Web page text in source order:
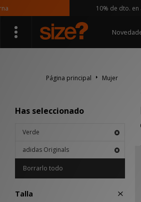
10% de dto. en
Página principal Mujer
Has seleccionado
Verde
adidas Originals
Borrarlo todo
Talla